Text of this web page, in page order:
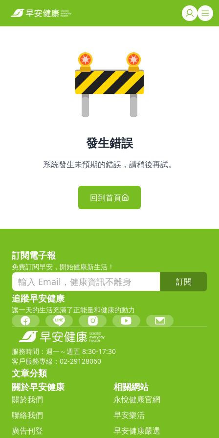
發生錯誤
系統發生未預期的錯誤，請稍後再試。
回到首頁
訂閱電子報
免費訂閱早安，開始健康新生活！
訂閱
追蹤早安健康
讓一天的生活充滿了正能量和健康的動力
服務時間：週一～週五 8:30-17:30
客戶服務專線：02-29128060
文章分類
關於早安健康
關於我們
聯絡我們
廣告刊登
相關網站
永悅健康官網
早安樂活
早安健康嚴選